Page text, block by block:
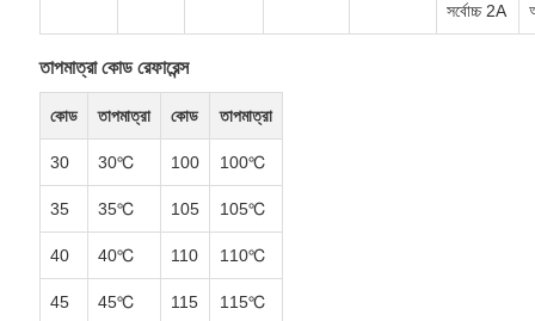
সর্বোচ্চ 2A
তাপমাত্রা কোড রেফারেন্স
কোড তাপমাত্রা কোড তাপমাত্রা
30 30℃ 100 100℃
35 35℃ 105 105℃
40 40℃ 110 110℃
45 45℃ 115 115℃